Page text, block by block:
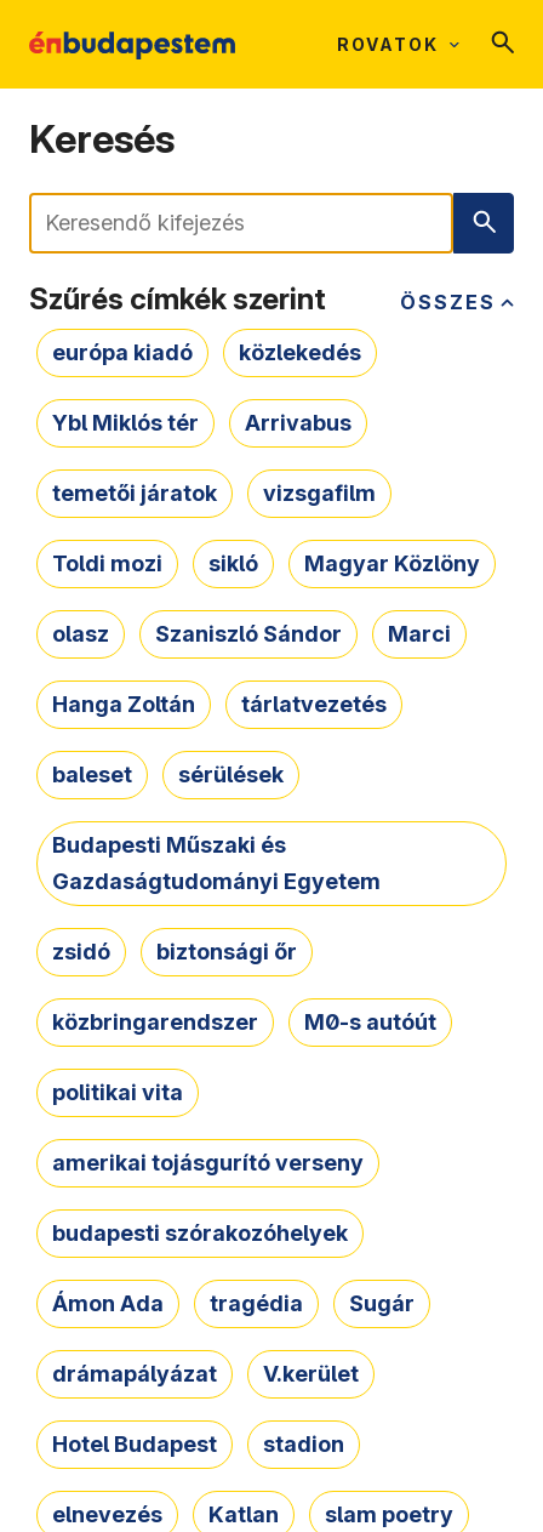
ROVATOK
Keresés
Keresés
ÖSSZES
Szűrés címkék szerint
európa kiadó közlekedés
Ybl Miklós tér Arrivabus
temetői járatok vizsgafilm
Toldi mozi sikló Magyar Közlöny
olasz Szaniszló Sándor Marci
Hanga Zoltán tárlatvezetés
baleset sérülések
Budapesti Műszaki és
Gazdaságtudományi Egyetem
zsidó biztonsági őr
közbringarendszer M0-s autóút
politikai vita
amerikai tojásgurító verseny
budapesti szórakozóhelyek
Ámon Ada tragédia Sugár
drámapályázat V.kerület
Hotel Budapest stadion
elnevezés Katlan slam poetry